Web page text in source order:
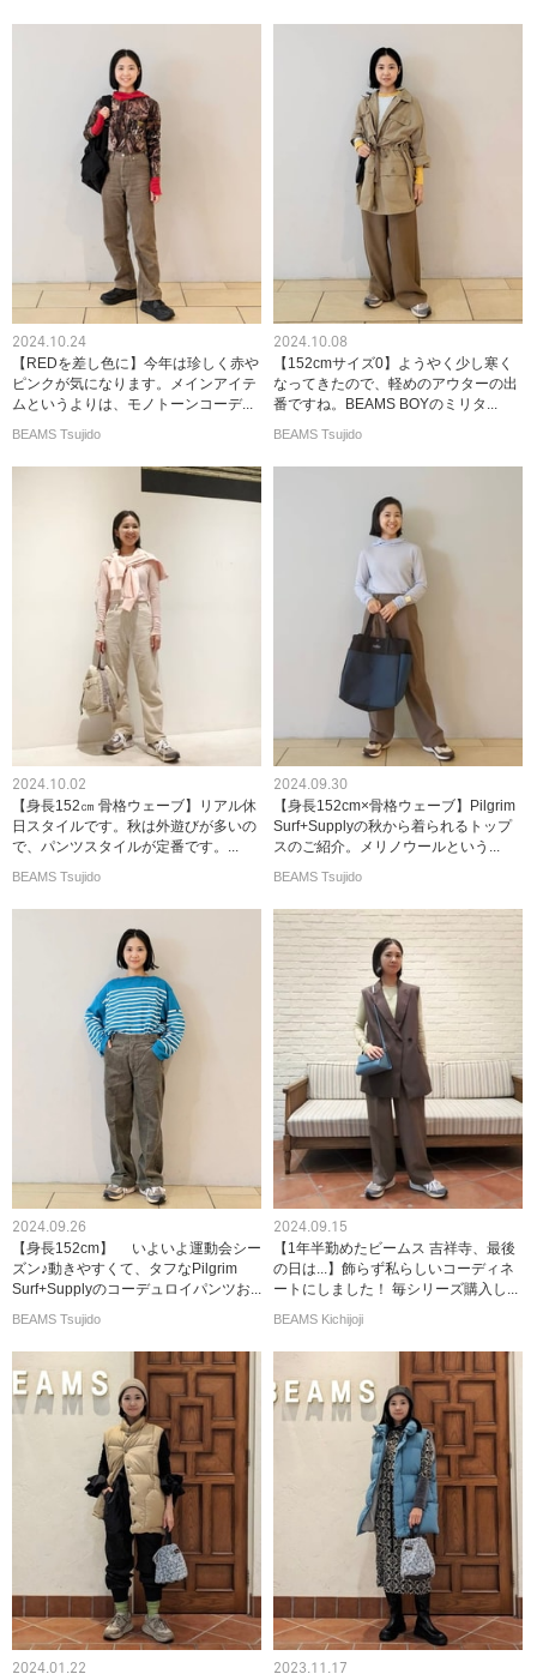
2024.10.24
【REDを差し色に】今年は珍しく赤や
ピンクが気になります。メインアイテ
ムというよりは、モノトーンコーデ...
BEAMS Tsujido
2024.10.08
【152cmサイズ0】ようやく少し寒く
なってきたので、軽めのアウターの出
番ですね。BEAMS BOYのミリタ...
BEAMS Tsujido
2024.10.02
【身長152㎝ 骨格ウェーブ】リアル休
日スタイルです。秋は外遊びが多いの
で、パンツスタイルが定番です。...
BEAMS Tsujido
2024.09.30
【身長152cm×骨格ウェーブ】Pilgrim
Surf+Supplyの秋から着られるトップ
スのご紹介。メリノウールという...
BEAMS Tsujido
2024.09.26
【身長152cm】 いよいよ運動会シー
ズン♪動きやすくて、タフなPilgrim
Surf+Supplyのコーデュロイパンツお...
BEAMS Tsujido
2024.09.15
【1年半勤めたビームス 吉祥寺、最後
の日は...】飾らず私らしいコーディネ
ートにしました！ 毎シリーズ購入し...
BEAMS Kichijoji
2024.01.22 2023.11.17